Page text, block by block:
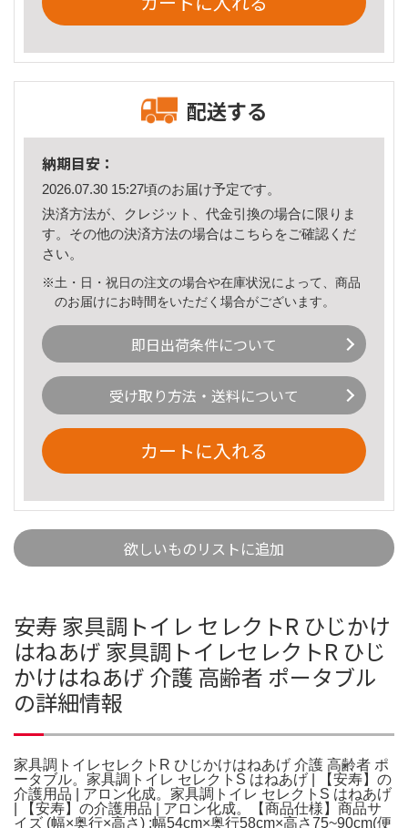
配送する
納期目安：
2026.07.30 15:27頃のお届け予定です。
決済方法が、クレジット、代金引換の場合に限りま
す。その他の決済方法の場合はこちら をご確認くだ
さい。
※土・日・祝日の注文の場合や在庫状況によって、商品
のお届けにお時間をいただく場合がございます。
即日出荷条件について
受け取り方法・送料について
カートに入れる
欲しいものリストに追加
安寿 家具調トイレ セレクトR ひじかけ
はねあげ 家具調トイレセレクトR ひじ
かけはねあげ 介護 高齢者 ポータブル
の詳細情報
家具調トイレセレクトR ひじかけはねあげ 介護 高齢者 ポ
ータブル。家具調トイレ セレクトS はねあげ | 【安寿】の
介護用品 | アロン化成。家具調トイレ セレクトS はねあげ
| 【安寿】の介護用品 | アロン化成。【商品仕様】商品サ
イズ (幅×奥行×高さ) :幅54cm×奥行58cm×高さ75~90cm(便